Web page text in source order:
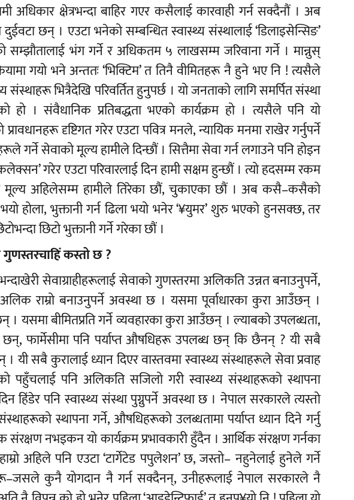
अधिकार क्षेत्रभन्दा बाहिर गएर कसैलाई कारवाही गर्न सक्दैनौं । अब
छन् । एउटा भनेको सम्बन्धित स्वास्थ्य संस्थालाई ‘डिलाइसेन्सिङ’
सम्झौतालाई भंग गर्ने र अधिकतम ५ लाखसम्म जरिवाना गर्ने । मान्नुस्
गयो भने अन्ततः ‘भिक्टिम’ त तिनै वीमितहरू नै हुने भए नि ! त्यसैले
भित्रैदेखि परिवर्तित हुनुपर्छ । यो जनताको लागि समर्पित संस्था
हो । संवैधानिक प्रतिबद्धता भएको कार्यक्रम हो । त्यसैले पनि यो
दृष्टिगत गरेर एउटा पवित्र मनले, न्यायिक मनमा राखेर गर्नुपर्ने
गर्ने सेवाको मूल्य हामीले दिन्छौं । सित्तैमा सेवा गर्न लगाउने पनि होइन
गरेर एउटा परिवारलाई दिन हामी सक्षम हुन्छौं । त्यो हदसम्म रकम
अहिलेसम्म हामीले तिरेका छौं, चुकाएका छौं । अब कसै–कसैको
होला, भुक्तानी गर्न ढिला भयो भनेर ‘¥युमर’ शुरु भएको हुनसक्छ, तर
छिटो भुक्तानी गर्ने गरेका छौं ।
कस्तो छ ?
सेवाग्राहीहरूलाई सेवाको गुणस्तरमा अलिकति उन्नत बनाउनुपर्ने,
अलिक राम्रो बनाउनुपर्ने अवस्था छ । यसमा पूर्वाधारका कुरा आउँछन् ।
यसमा बीमितप्रति गर्ने व्यवहारका कुरा आउँछन् । ल्याबको उपलब्धता,
फार्मेसीमा पनि पर्याप्त औषधिहरू उपलब्ध छन् कि छैनन् ? यी सबै
यी सबै कुरालाई ध्यान दिएर वास्तवमा स्वास्थ्य संस्थाहरूले सेवा प्रवाह
पहुँचलाई पनि अलिकति सजिलो गरी स्वास्थ्य संस्थाहरूको स्थापना
हिंडेर पनि स्वास्थ्य संस्था पुग्नुपर्ने अवस्था छ । नेपाल सरकारले त्यस्तो
स्थापना गर्ने, औषधिहरूको उलब्धतामा पर्याप्त ध्यान दिने गर्नु
नभइकन यो कार्यक्रम प्रभावकारी हुँदैन । आर्थिक संरक्षण गर्नका
अहिले पनि एउटा ‘टार्गेटेड पपुलेशन’ छ, जस्तो– नहुनेलाई हुनेले गर्ने
कुनै योगदान नै गर्न सक्दैनन्, उनीहरूलाई नेपाल सरकारले नै